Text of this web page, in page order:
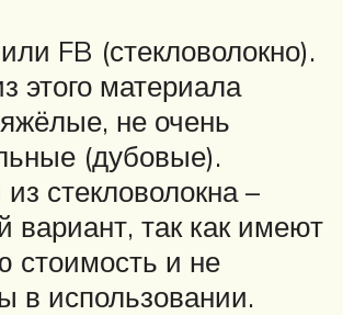
FB (стекловолокно).
этого материала
не очень
(дубовые).
стекловолокна –
вариант, так как имеют
стоимость и не
в использовании.